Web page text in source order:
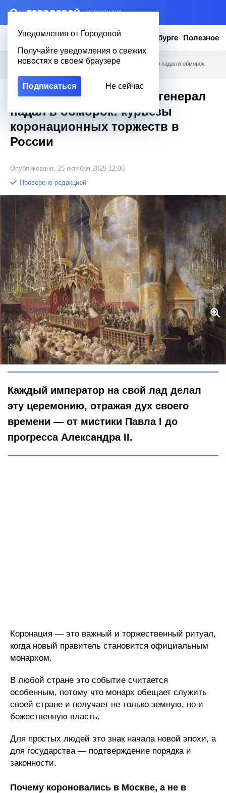
– НОВОСТИ ДНЯ
Уведомления от Городовой
Получайте уведомления о свежих
новостях в своем браузере
Подписаться Не сейчас
Новости Эксклюзив Вопросы о Петербурге Полезное
Городовой Полезное / Когда корона слетала, а генерал падал в обморок:
Когда корона слетала, а генерал
падал в обморок: курьёзы
коронационных торжеств в
России
Опубликовано: 25 октября 2025 12:00
Проверено редакцией
Когда корона слетала, а генерал падал в обморок: курьёзы
коронационных торжеств в России
Global Look Press / The State Hermitage Museum
Каждый император на свой лад делал
эту церемонию, отражая дух своего
времени — от мистики Павла I до
прогресса Александра II.
Коронация — это важный и торжественный ритуал,
когда новый правитель становится официальным
монархом.
В любой стране это событие считается
особенным, потому что монарх обещает служить
своей стране и получает не только земную, но и
божественную власть.
Для простых людей это знак начала новой эпохи, а
для государства — подтверждение порядка и
законности.
Почему короновались в Москве, а не в